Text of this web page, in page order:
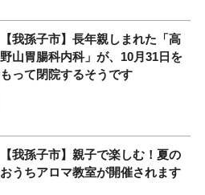
【我孫子市】長年親しまれた「高
野山胃腸科内科」が、10月31日を
もって閉院するそうです
【我孫子市】親子で楽しむ！夏の
おうちアロマ教室が開催されます